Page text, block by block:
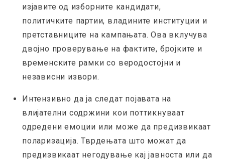
изјавите од изборните кандидати,
политичките партии, владините институции и
претставниците на кампањата. Ова вклучува
двојно проверување на фактите, бројките и
временските рамки со веродостојни и
независни извори.
Интензивно да ја следат појавата на
влијателни содржини кои поттикнуваат
одредени емоции или може да предизвикаат
поларизација. Тврдењата што можат да
предизвикаат негодување кај јавноста или да